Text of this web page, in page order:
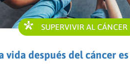
SUPERVIVIR AL CÁNCER
vida después del cáncer es